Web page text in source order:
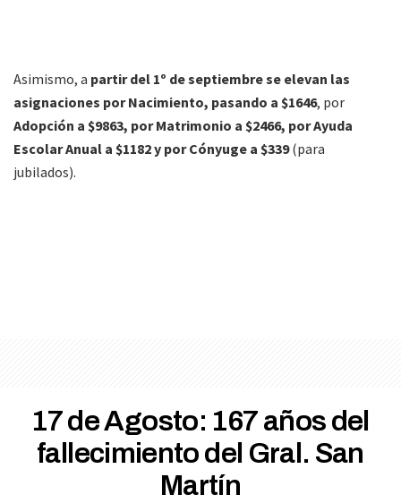
Asimismo, a partir del 1º de septiembre se elevan las
asignaciones por Nacimiento, pasando a $1646, por
Adopción a $9863, por Matrimonio a $2466, por Ayuda
Escolar Anual a $1182 y por Cónyuge a $339(para
jubilados).
17 de Agosto: 167 años del
fallecimiento del Gral. San
Martín